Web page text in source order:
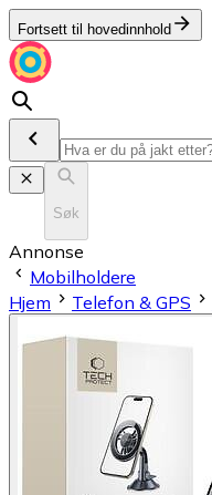
Fortsett til hovedinnhold
Søk
Annonse
Mobilholdere
Hjem
Telefon & GPS